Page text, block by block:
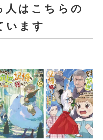
人はこちらの
います